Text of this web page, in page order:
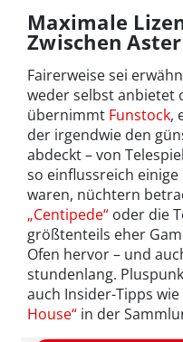
Maximale
Zwischen
Fairerweise sei
weder selbst anbietet
übernimmt Funstock,
der irgendwie den
abdeckt – von
so einflussreich
waren, nüchtern
„Centipede“ oder die
größtenteils eher
Ofen hervor – und
stundenlang.
auch Insider-Tipps
House“ in der